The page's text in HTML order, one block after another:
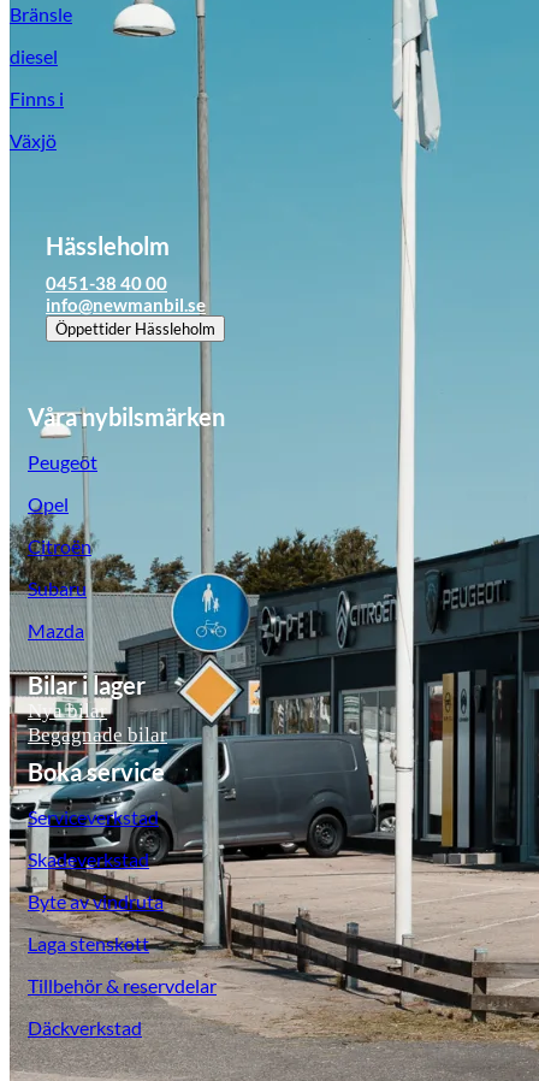
Bränsle
diesel
Finns i
Växjö
Hässleholm
0451-38 40 00
info@newmanbil.se
Öppettider Hässleholm
Våra nybilsmärken
Peugeot
Opel
Citroën
Subaru
Mazda
Bilar i lager
Nya bilar
Begagnade bilar
Boka service
Serviceverkstad
Skadeverkstad
Byte av vindruta
Laga stenskott
Tillbehör & reservdelar
Däckverkstad